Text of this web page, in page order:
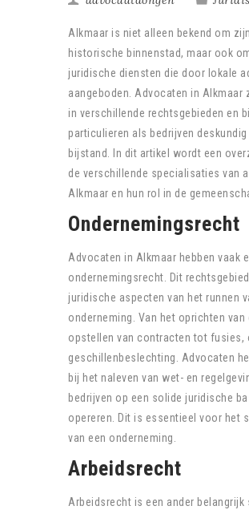
Alkmaar is niet alleen bekend om
historische binnenstad, maar ook
juridische diensten die door lokale
aangeboden. Advocaten in Alkmaar
in verschillende rechtsgebieden en
particulieren als bedrijven
bijstand. In dit artikel wordt een
de verschillende specialisaties van
Alkmaar en hun rol in de
Ondernemingsrecht
Advocaten in Alkmaar hebben vaak
ondernemingsrecht. Dit
juridische aspecten van het runnen
onderneming. Van het oprichten
opstellen van contracten tot fusies,
geschillenbeslechting. Advocaten
bij het naleven van wet- en
bedrijven op een solide juridische
opereren. Dit is essentieel voor het
van een onderneming.
Arbeidsrecht
Arbeidsrecht is een ander belangrijk